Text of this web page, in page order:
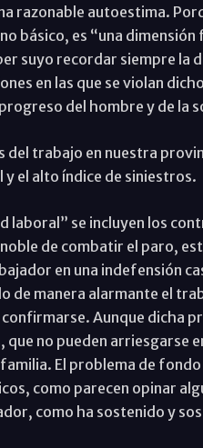
razonable autoestima.
básico, es “una
suyo recordar siempre la
en las que se violan
del hombre y de la
del trabajo en nuestra
el alto índice de siniestros.
laboral” se incluyen los
de combatir el paro,
en una indefensión
de manera alarmante el
confirmarse. Aunque dicha
no pueden arriesgarse
El problema de
como parecen opinar
como ha sostenido y